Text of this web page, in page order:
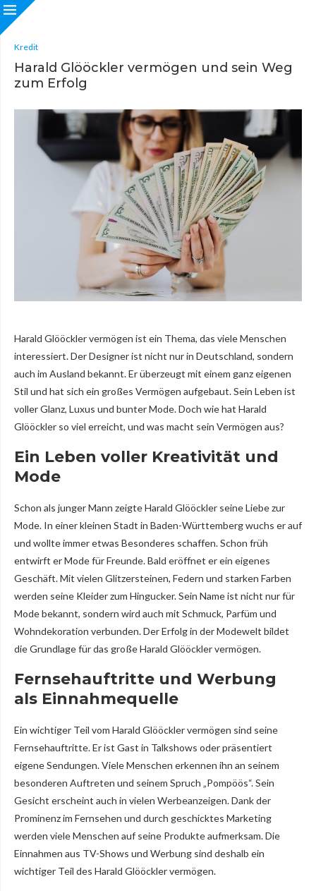
Kredit
Harald Glööckler vermögen und sein Weg
zum Erfolg
Harald Glööckler vermögen ist ein Thema, das viele Menschen
interessiert. Der Designer ist nicht nur in Deutschland, sondern
auch im Ausland bekannt. Er überzeugt mit einem ganz eigenen
Stil und hat sich ein großes Vermögen aufgebaut. Sein Leben ist
voller Glanz, Luxus und bunter Mode. Doch wie hat Harald
Glööckler so viel erreicht, und was macht sein Vermögen aus?
Ein Leben voller Kreativität und
Mode
Schon als junger Mann zeigte Harald Glööckler seine Liebe zur
Mode. In einer kleinen Stadt in Baden-Württemberg wuchs er auf
und wollte immer etwas Besonderes schaffen. Schon früh
entwirft er Mode für Freunde. Bald eröffnet er ein eigenes
Geschäft. Mit vielen Glitzersteinen, Federn und starken Farben
werden seine Kleider zum Hingucker. Sein Name ist nicht nur für
Mode bekannt, sondern wird auch mit Schmuck, Parfüm und
Wohndekoration verbunden. Der Erfolg in der Modewelt bildet
die Grundlage für das große Harald Glööckler vermögen.
Fernsehauftritte und Werbung
als Einnahmequelle
Ein wichtiger Teil vom Harald Glööckler vermögen sind seine
Fernsehauftritte. Er ist Gast in Talkshows oder präsentiert
eigene Sendungen. Viele Menschen erkennen ihn an seinem
besonderen Auftreten und seinem Spruch „Pompöös“. Sein
Gesicht erscheint auch in vielen Werbeanzeigen. Dank der
Prominenz im Fernsehen und durch geschicktes Marketing
werden viele Menschen auf seine Produkte aufmerksam. Die
Einnahmen aus TV-Shows und Werbung sind deshalb ein
wichtiger Teil des Harald Glööckler vermögen.